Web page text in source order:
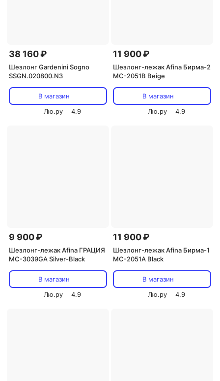
38 160 ₽
Шезлонг Gardenini Sogno
SSGN.020800.N3
В магазин
Лю.ру
4.9
11 900 ₽
Шезлонг-лежак Afina Бирма-2
MC-2051B Beige
В магазин
Лю.ру
4.9
9 900 ₽
Шезлонг-лежак Afina ГРАЦИЯ
MC-3039GA Silver-Black
В магазин
Лю.ру
4.9
11 900 ₽
Шезлонг-лежак Afina Бирма-1
MC-2051A Black
В магазин
Лю.ру
4.9